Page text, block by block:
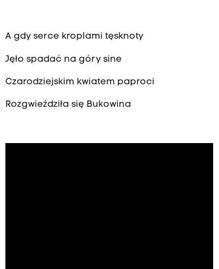
A gdy serce kroplami tęsknoty
Jęło spadać na góry sine
Czarodziejskim kwiatem paproci
Rozgwieździła się Bukowina